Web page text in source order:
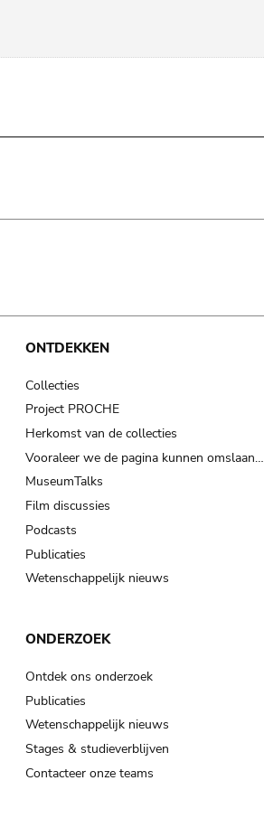
ONTDEKKEN
Collecties
Project PROCHE
Herkomst van de collecties
Vooraleer we de pagina kunnen omslaan…
MuseumTalks
Film discussies
Podcasts
Publicaties
Wetenschappelijk nieuws
ONDERZOEK
Ontdek ons onderzoek
Publicaties
Wetenschappelijk nieuws
Stages & studieverblijven
Contacteer onze teams